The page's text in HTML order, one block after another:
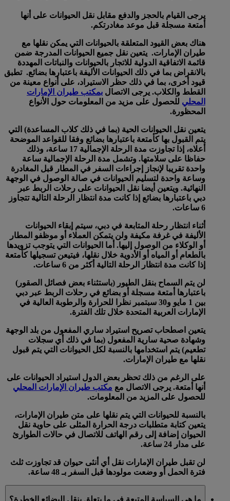
يرجى القيام بالحجز والدفع مقابل نقل الحيوانات على أنها
أمتعة مسجلة قبل موعد مغادرتكم.
هناك بعض القيود المتعلقة بالحيوانات التي يمكن نقلها مع
طيران الإمارات. يتعين نقل جميع الحيوانات المدرجة ضمن
قائمة الاتفاقية الدولية للاتجار بالحيوانات والنباتات المهددة
بالانقراض بما في ذلك الحيوانات الأليفة باعتبارها بضائع. تطبق
قيود أخرى، بما في ذلك حظر الاستيراد، على أنواع معينة من
القطط والكلاب. يرجى الاتصال بمكتب طيران الإمارات
المحلي للحصول على مزيد من المعلومات حول الأنواع
المحظورة.
يتعين نقل الحيوانات الحية (بما في ذلك كلاب المساعدة) التي
يتم القبول بها كأمتعة باعتبارها بضائع وفقا للقواعد الموضحة
أعلاه، إذا تجاوزت مدة الرحلة الإجمالية 17 ساعة، وذلك
حفاظا على سلامتها. وتشمل مدة الرحلة الإجمالية ساعة
واحدة تقريبا لإنجاز إجراءات السفر في المطار قبل المغادرة
وساعة واحدة لتسليم الحيوانات في صالة الوصول في الوجهة
النهائية. ويتعين أيضا نقل الحيوانات على رحلات الربط عبر
دبي باعتبارها بضائع إذا كانت مدة انتظار الرحلة التالية تتجاوز
6 ساعات.
أثناء انتظار رحلة المتابعة في دبي، سيتم إبقاء الحيوانات
الأليفة في غرفة مكيفة ولن يتمكن العملاء أو موظفو المطار
أو الوكلاء من الوصول إليها. أما الحيوانات التي يتوجب تزويدها
بالطعام أو المياه أو الأدوية خلال نقلها، فيتيعن تسجيلها كأمتعة
إذا كانت مدة انتظار الرحلة التالية أكثر من 6 ساعات.
لن يتم السماح بنقل الطيور (باستثناء بعض فصائل الصقور)
باعتبارها أمتعة مسجلة أو بضائع في رحلات الربط عبر دبي
بين 1 مايو و30 سبتمبر نظرا للحرارة والرطوبة العالية في
الإمارات العربية المتحدة خلال تلك الفترة.
يتعين اصطحاب تصريح استيراد ساري المفعول من بلد الوجهة
وشهادة صحية سارية المفعول (بما في ذلك أي سجلات
تطعيم) يتم استخدامها بالنسبة لكل الحيوانات التي يتم قبول
نقلها مع طيران الإمارات.
على الرغم من ذلك تحظر بعض الدول استيراد الحيوانات على
أنها أمتعة. يرجى الاتصال مع مكتب طيران الإمارات المحلي
للحصول على المزيد من المعلومات.
بالنسبة للحيوانات التي يتم نقلها على متن طيران الإمارات،
يتعين كتابة متطلبات درجة الحرارة المثلى على حاوية نقل
الحيوان إضافة إلى رقم الهاتف للاتصال في حالات الطوارئ
على مدار 24 ساعة.
لن تقبل طيران الإمارات نقل أي أنثى حيوان قد تجاوزت ثلث
فترة الحمل أو وضعت مولودها قبل السفر بـ 48 ساعة.
ما هي السياسة المتبعة في ما يتعلق بنقل البضائع الخطرة؟